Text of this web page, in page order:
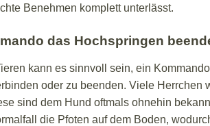
Benehmen komplett unterlässt.
das Hochspringen
kann es sinnvoll sein, ein
oder zu beenden. Viele Herrchen
sind dem Hund oftmals ohnehin
die Pfoten auf dem Boden,